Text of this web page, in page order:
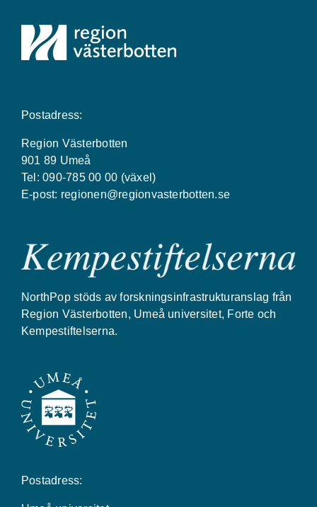
Postadress:
Region Västerbotten
901 89 Umeå
Tel: 090-785 00 00 (växel)
E-post: regionen@regionvasterbotten.se
NorthPop stöds av forskningsinfrastrukturanslag från
Region Västerbotten, Umeå universitet, Forte och
Kempestiftelserna.
Postadress: